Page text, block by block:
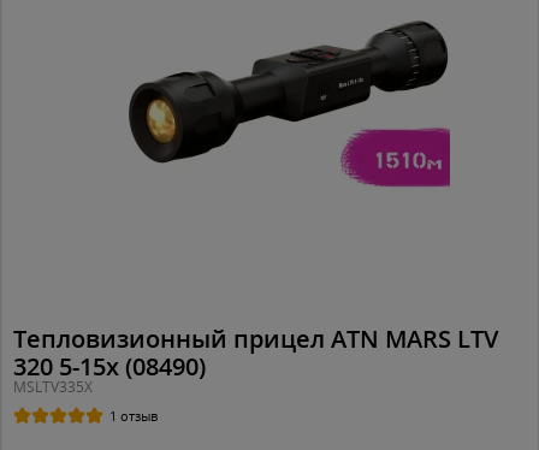
Тепловизионный прицел ATN MARS LTV
320 5-15x (08490)
MSLTV335X
1 отзыв